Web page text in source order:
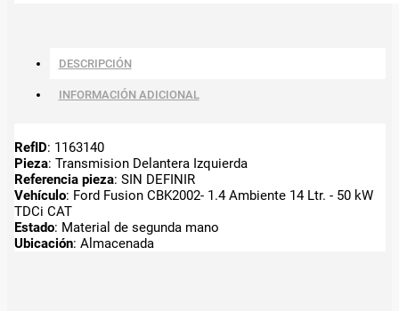
DESCRIPCIÓN
INFORMACIÓN ADICIONAL
RefID: 1163140
Pieza: Transmision Delantera Izquierda
Referencia pieza: SIN DEFINIR
Vehículo: Ford Fusion CBK2002- 1.4 Ambiente 14 Ltr. - 50 kW
TDCi CAT
Estado: Material de segunda mano
Ubicación: Almacenada